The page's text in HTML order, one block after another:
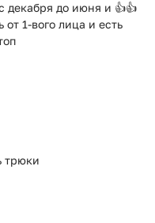
декабря до июня и 👍👍
1-вого лица и есть
трюки